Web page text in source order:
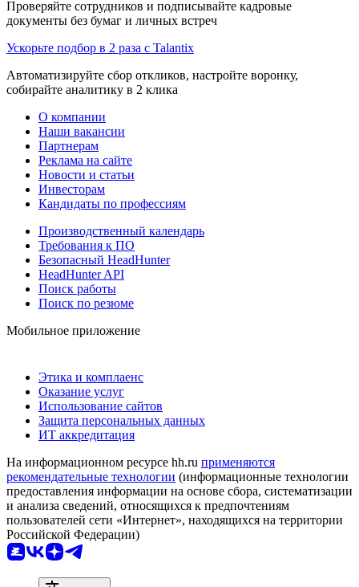
Проверяйте сотрудников и подписывайте кадровые
документы без бумаг и личных встреч
Ускорьте подбор в 2 раза с Talantix
Автоматизируйте сбор откликов, настройте воронку,
собирайте аналитику в 2 клика
О компании
Наши вакансии
Партнерам
Реклама на сайте
Новости и статьи
Инвесторам
Кандидаты по профессиям
Производственный календарь
Требования к ПО
Безопасный HeadHunter
HeadHunter API
Поиск работы
Поиск по резюме
Мобильное приложение
Этика и комплаенс
Оказание услуг
Использование сайтов
Защита персональных данных
ИТ аккредитация
На информационном ресурсе hh.ru применяются
рекомендательные технологии (информационные технологии
предоставления информации на основе сбора, систематизации
и анализа сведений, относящихся к предпочтениям
пользователей сети «Интернет», находящихся на территории
Российской Федерации)